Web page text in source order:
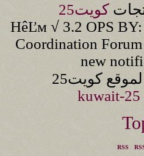
كويت25
HêĽм √ 3.2 OPS BY:
Coordination
new
كويت25
kuwait-
RSS